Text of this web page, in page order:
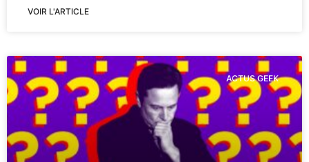
VOIR L'ARTICLE
ACTUS GEEK